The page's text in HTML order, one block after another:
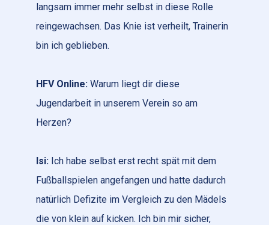
langsam immer mehr selbst in diese Rolle
reingewachsen. Das Knie ist verheilt, Trainerin
bin ich geblieben.
HFV Online: Warum liegt dir diese
Jugendarbeit in unserem Verein so am
Herzen?
Isi: Ich habe selbst erst recht spät mit dem
Fußballspielen angefangen und hatte dadurch
natürlich Defizite im Vergleich zu den Mädels
die von klein auf kicken. Ich bin mir sicher,